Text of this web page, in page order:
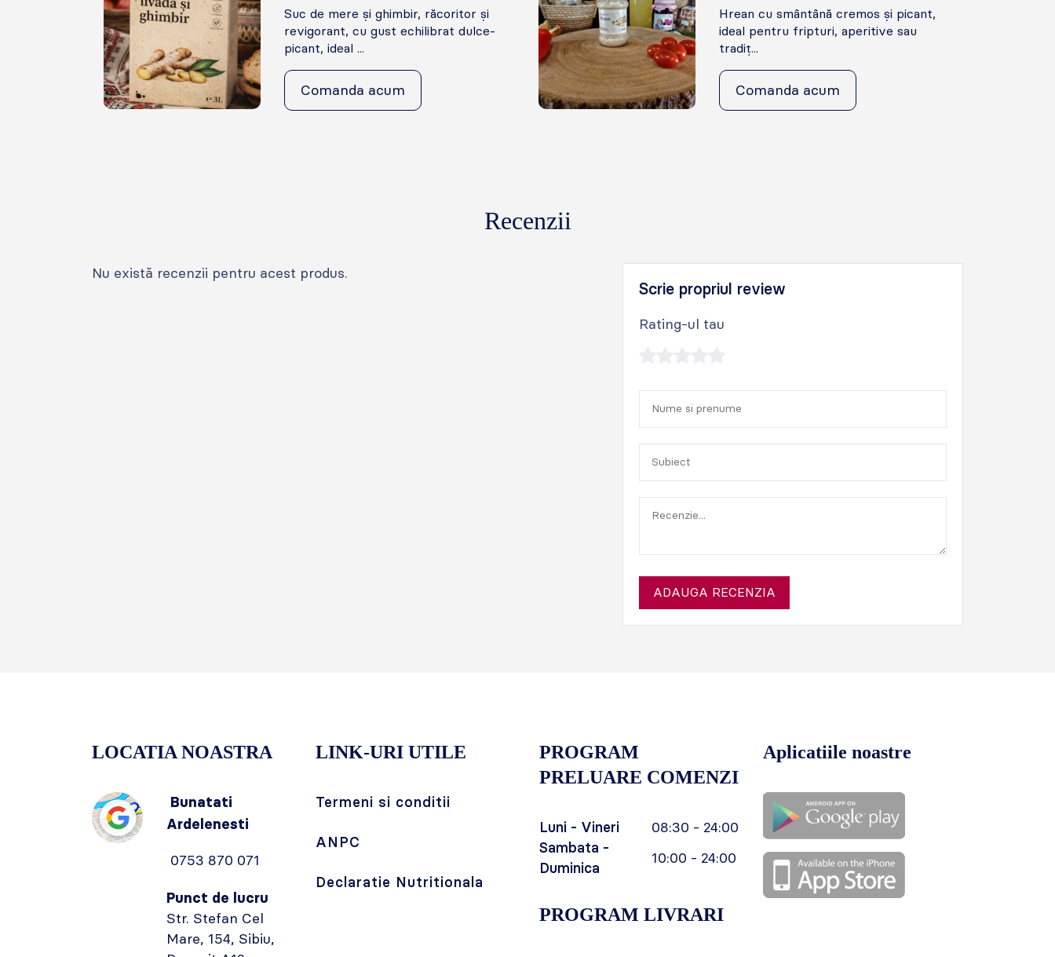
Suc de mere și ghimbir, răcoritor și
revigorant, cu gust echilibrat dulce-
picant, ideal ...
Comanda acum
Hrean cu smântână cremos și picant,
ideal pentru fripturi, aperitive sau
tradiț...
Comanda acum
Recenzii
Nu există recenzii pentru acest produs.
Scrie propriul review
Rating-ul tau
ADAUGA RECENZIA
LOCATIA NOASTRA
Bunatati
Ardelenesti
0753 870 071
Punct de lucru
Str. Stefan Cel
Mare, 154, Sibiu,
LINK-URI UTILE
Termeni si conditii
ANPC
Declaratie Nutritionala
PROGRAM
PRELUARE COMENZI
Luni - Vineri
08:30 - 24:00
Sambata -
Duminica
10:00 - 24:00
PROGRAM LIVRARI
Aplicatiile noastre